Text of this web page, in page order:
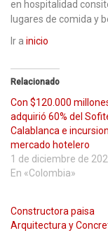
en hospitalidad
lugares de comida y
Ir a inicio
Relacionado
Con $120.000
adquirió 60% del
Calablanca e
mercado hotelero
1 de diciembre de
En «Colombia»
Constructora paisa
Arquitectura y